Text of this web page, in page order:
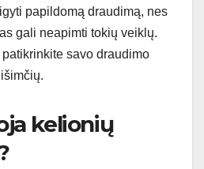
papildomą draudimą, nes
gali neapimti tokių veiklų.
savo draudimo
kelionių